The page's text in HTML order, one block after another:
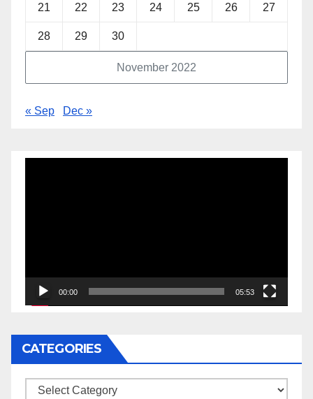
November 2022
21 22 23 24 25 26 27
28 29 30
« Sep Dec »
00:00 05:53
CATEGORIES
Categories